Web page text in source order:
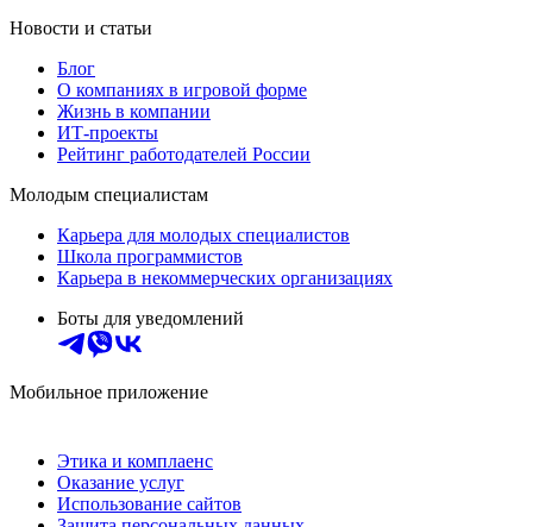
Новости и статьи
Блог
О компаниях в игровой форме
Жизнь в компании
ИТ-проекты
Рейтинг работодателей России
Молодым специалистам
Карьера для молодых специалистов
Школа программистов
Карьера в некоммерческих организациях
Боты для уведомлений
Мобильное приложение
Этика и комплаенс
Оказание услуг
Использование сайтов